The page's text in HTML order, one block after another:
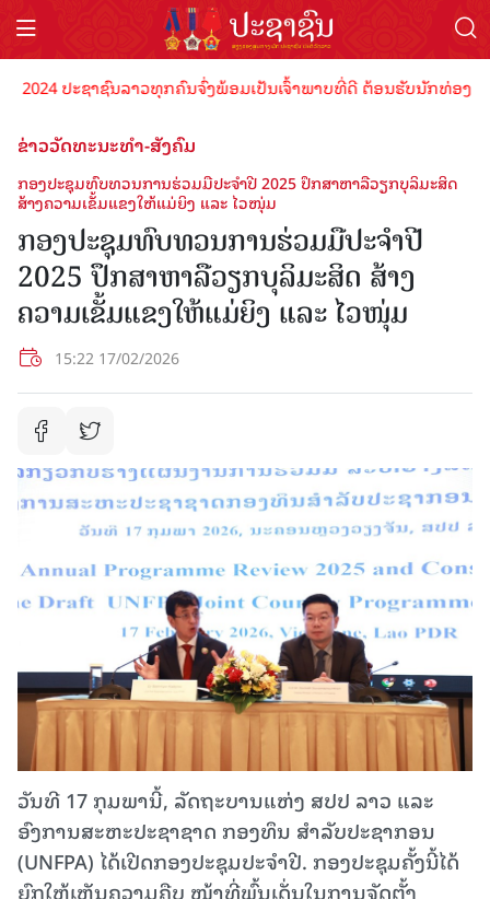
ປະຊາຊົນລາວທຸກຄົນຈົ່ງພ້ອມເປັນເຈົ້າພາບທີ່ດີ ຕ້ອນຮັບນັກທ່ອງທ່ຽວດ້
ຂ່າວວັດທະນະທຳ-ສັງຄົມ
ກອງປະຊຸມທົບທວນການຮ່ວມມືປະຈຳປີ 2025 ປຶກສາຫາລືວຽກບຸລິມະສິດ
ສ້າງຄວາມເຂັ້ມແຂງໃຫ້ແມ່ຍິງ ແລະ ໄວໜຸ່ມ
ກອງປະຊຸມທົບທວນການຮ່ວມມືປະຈຳປີ
2025 ປຶກສາຫາລືວຽກບຸລິມະສິດ ສ້າງ
ຄວາມເຂັ້ມແຂງໃຫ້ແມ່ຍິງ ແລະ ໄວໜຸ່ມ
15:22 17/02/2026
ວັນທີ 17 ກຸມພານີ້, ລັດຖະບານແຫ່ງ ສປປ ລາວ ແລະ
ອົງການສະຫະປະຊາຊາດ ກອງທຶນ ສຳລັບປະຊາກອນ
(UNFPA) ໄດ້ເປີດກອງປະຊຸມປະຈຳປີ. ກອງປະຊຸມຄັ້ງນີ້ໄດ້
ຍົກໃຫ້ເຫັນຄວາມຄືບ ໜ້າທີ່ພົ້ນເດັ່ນໃນການຈັດຕັ້ງ